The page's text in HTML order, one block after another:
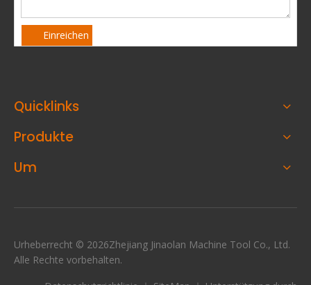
Einreichen
Quicklinks
Produkte
Um
Urheberrecht © 2026Zhejiang Jinaolan Machine Tool Co., Ltd.
Alle Rechte vorbehalten.